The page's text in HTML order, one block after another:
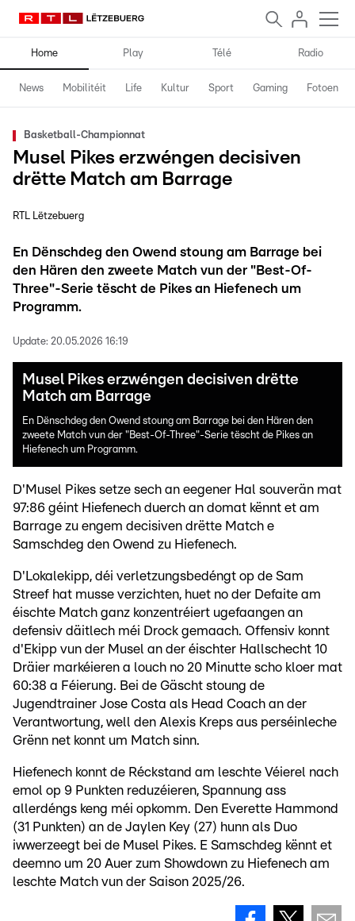
Home Play Télé Radio
News Mobilitéit Life Kultur Sport Gaming Fotoen
Basketball-Championnat
Musel Pikes erzwéngen decisiven
drëtte Match am Barrage
RTL Lëtzebuerg
En Dënschdeg den Owend stoung am Barrage bei
den Hären den zweete Match vun der "Best-Of-
Three"-Serie tëscht de Pikes an Hiefenech um
Programm.
Update: 20.05.2026 16:19
Musel Pikes erzwéngen decisiven drëtte
Match am Barrage
En Dënschdeg den Owend stoung am Barrage bei den Hären den
zweete Match vun der "Best-Of-Three"-Serie tëscht de Pikes an
Hiefenech um Programm.
D'Musel Pikes setze sech an eegener Hal souverän mat
97:86 géint Hiefenech duerch an domat kënnt et am
Barrage zu engem decisiven drëtte Match e
Samschdeg den Owend zu Hiefenech.
D'Lokalekipp, déi verletzungsbedéngt op de Sam
Streef hat musse verzichten, huet no der Defaite am
éischte Match ganz konzentréiert ugefaangen an
defensiv däitlech méi Drock gemaach. Offensiv konnt
d'Ekipp vun der Musel an der éischter Hallschecht 10
Dräier markéieren a louch no 20 Minutte scho kloer mat
60:38 a Féierung. Bei de Gäscht stoung de
Jugendtrainer Jose Costa als Head Coach an der
Verantwortung, well den Alexis Kreps aus perséinleche
Grënn net konnt um Match sinn.
Hiefenech konnt de Réckstand am leschte Véierel nach
emol op 9 Punkten reduzéieren, Spannung ass
allerdéngs keng méi opkomm. Den Everette Hammond
(31 Punkten) an de Jaylen Key (27) hunn als Duo
iwwerzeegt bei de Musel Pikes. E Samschdeg kënnt et
deemno um 20 Auer zum Showdown zu Hiefenech am
leschte Match vun der Saison 2025/26.